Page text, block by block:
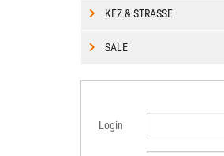
KFZ & STRASSE
SALE
Login